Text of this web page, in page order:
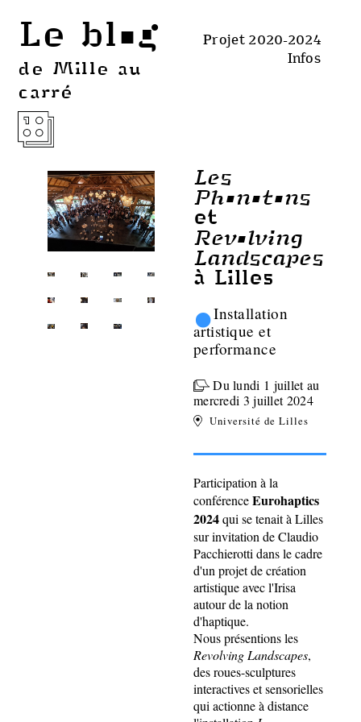
Le blog
de Mille au
carré
Projet 2020-2024
Infos
Les
Phonotons
et
Revolving
Landscapes
à Lilles
• Installation
artistique et
performance
Du lundi 1 juillet au
mercredi 3 juillet 2024
Université de Lilles
Participation à la
conférenceEurohaptics
2024qui se tenait à Lilles
sur invitation de Claudio
Pacchierotti dans le cadre
d'un projet de création
artistique avec l'Irisa
autour de la notion
d'haptique.
Nous présentions les
Revolving Landscapes,
des roues-sculptures
interactives et sensorielles
qui actionne à distance